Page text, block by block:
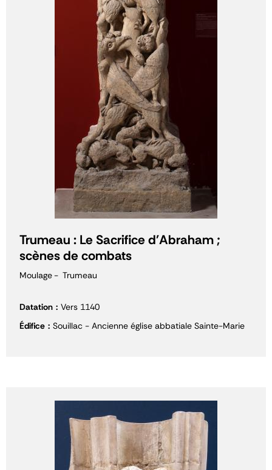
Trumeau : Le Sacrifice d'Abraham ;
scènes de combats
Moulage Trumeau
Datation
Vers 1140
Édifice
Souillac - Ancienne église abbatiale Sainte-Marie